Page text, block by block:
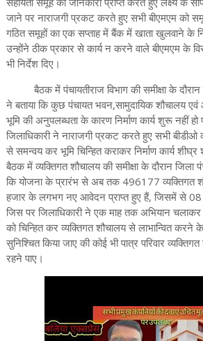
जाने पर नाराजगी प्रकट करते हुए सभी बीएमएम को
गठित समूहों का एक सप्ताह में बैंक में खाता खुलवाने के
उन्होंने ठीक प्रकार से कार्य न करने वाले बीएमएम के
भी निर्देश दिए।
बैठक में पंचायतीराज विभाग की समीक्षा के दौरान
ने बताया कि कुछ पंचायत भवन,सामुदायिक शौचालय
भूमि की अनुपलब्धता के कारण निर्माण कार्य शुरू नहीं हो
जिलाधिकारी ने नाराजगी प्रकट करते हुए सभी बीडीओ
से समन्वय कर भूमि चिन्हित कराकर निर्माण कार्य
बैठक में व्यक्तिगत शौचालय की समीक्षा के दौरान जिला
कि योजना के प्रारंभ से अब तक 496177 व्यक्तिगत
हजार के लगभग नए आवेदन प्राप्त हुए हैं, जिसमें से 08
जिस पर जिलाधिकारी ने एक माह तक अभियान चलाकर
को चिन्हित कर व्यक्तिगत शौचालय से लाभान्वित करने
सुनिश्चित किया जाए की कोई भी पात्र परिवार
रहने पाए।